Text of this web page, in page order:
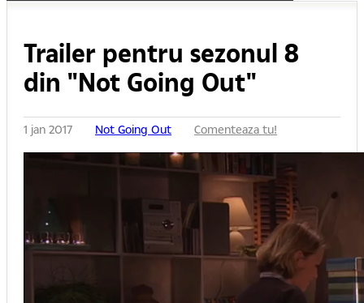
Trailer pentru sezonul 8
din "Not Going Out"
1 jan 2017 Not Going Out Comenteaza tu!